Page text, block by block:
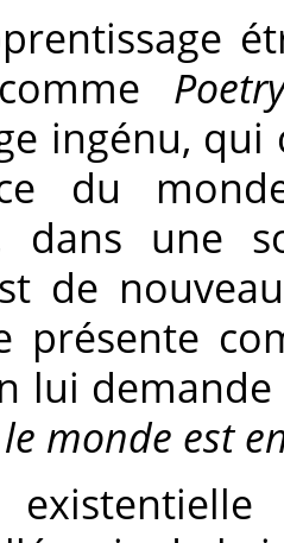
ingénu,
du
dans une
de
présente
lui
monde est